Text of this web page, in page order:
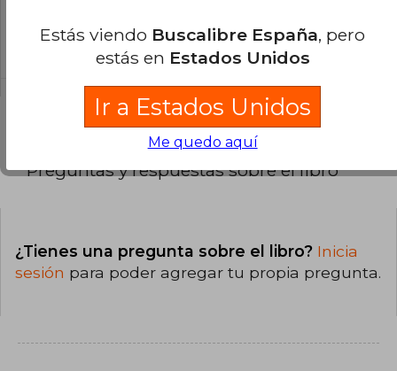
La encuadernación de esta edición es Tapa
Preguntas y respuestas sobre el libro
¿Tienes una pregunta sobre el libro? Inicia
sesión para poder agregar tu propia pregunta.
Estás viendo Buscalibre España, pero
estás en Estados Unidos
Ir a Estados Unidos
Me quedo aquí